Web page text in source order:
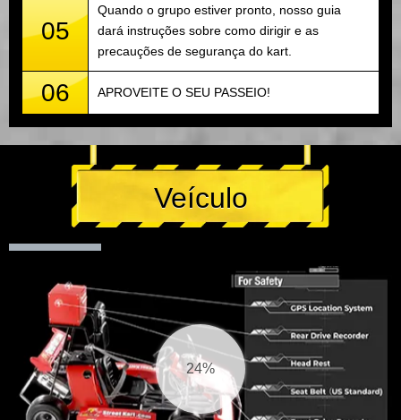
05
Quando o grupo estiver pronto, nosso guia
dará instruções sobre como dirigir e as
precauções de segurança do kart.
06 APROVEITE O SEU PASSEIO!
Veículo
25%